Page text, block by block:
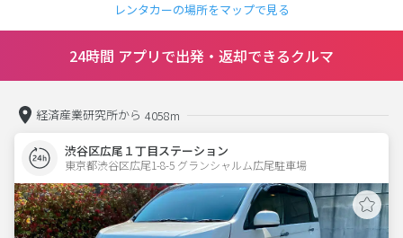
レンタカーの場所をマップで見る
24時間 アプリで出発・返却できるクルマ
経済産業研究所から 4058m
渋谷区広尾１丁目ステーション
東京都渋谷区広尾1-8-5 グランシャルム広尾駐車場